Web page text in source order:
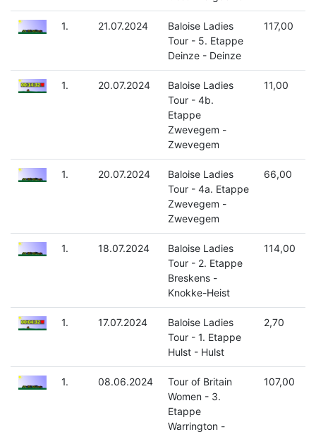
1. 21.07.2024
Baloise Ladies
Tour - 5. Etappe
Deinze - Deinze
117,00
1. 20.07.2024
Baloise Ladies
Tour - 4b.
Etappe
Zwevegem -
Zwevegem
11,00
1. 20.07.2024
Baloise Ladies
Tour - 4a. Etappe
Zwevegem -
Zwevegem
66,00
1. 18.07.2024
Baloise Ladies
Tour - 2. Etappe
Breskens -
Knokke-Heist
114,00
1. 17.07.2024
Baloise Ladies
Tour - 1. Etappe
Hulst - Hulst
2,70
1. 08.06.2024
Tour of Britain
Women - 3.
Etappe
Warrington -
107,00